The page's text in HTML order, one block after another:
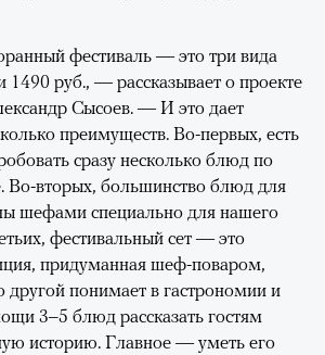
фестиваль — это три вида
1490 руб., — рассказывает о проекте
Сысоев. — И это дает
преимуществ. Во-первых, есть
сразу несколько блюд по
Во-вторых, большинство блюд для
шефами специально для нашего
фестивальный сет — это
придуманная шеф-поваром,
другой понимает в гастрономии и
3–5 блюд рассказать гостям
историю. Главное — уметь его